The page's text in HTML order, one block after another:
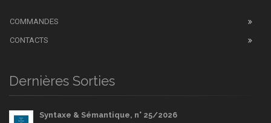
COMMANDES
CONTACTS
Dernières Sorties
Syntaxe & Sémantique, n° 25/2026